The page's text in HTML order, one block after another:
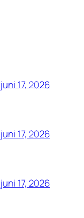
juni 17, 2026
juni 17, 2026
juni 17, 2026